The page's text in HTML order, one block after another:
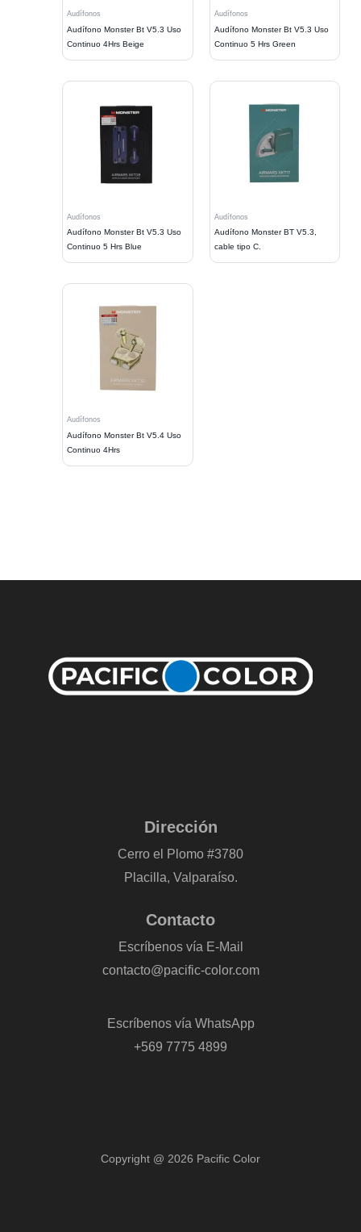
Audífonos
Audífono Monster Bt V5.3 Uso
Continuo 4Hrs Beige
Audífonos
Audífono Monster Bt V5.3 Uso
Continuo 5 Hrs Green
Audífonos
Audífono Monster Bt V5.3 Uso
Continuo 5 Hrs Blue
Audífonos
Audífono Monster BT V5.3,
cable tipo C.
Audífonos
Audífono Monster Bt V5.4 Uso
Continuo 4Hrs
Dirección
Cerro el Plomo #3780
Placilla, Valparaíso.
Contacto
Escríbenos vía E-Mail
contacto@pacific-color.com
Escríbenos vía WhatsApp
+569 7775 4899
Copyright @ 2026 Pacific Color